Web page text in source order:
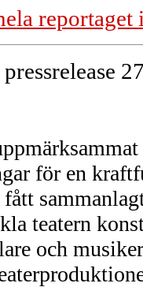
reportaget
för en
fått
teatern
och